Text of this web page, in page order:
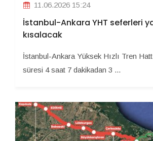
11.06.2026 15:24
İstanbul-Ankara YHT seferleri
kısalacak
İstanbul-Ankara Yüksek Hızlı Tren
süresi 4 saat 7 dakikadan 3 ...